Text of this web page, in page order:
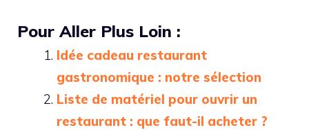
Pour Aller Plus Loin :
Idée cadeau restaurant
gastronomique : notre sélection
Liste de matériel pour ouvrir un
restaurant : que faut-il acheter ?